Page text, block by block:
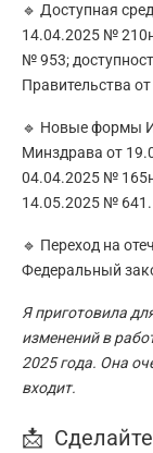
🔹 Доступная
14.04.2025 №
№ 953;
Правительства
🔹 Новые формы
Минздрава от
04.04.2025 №
14.05.2025 № 641.
🔹 Переход на
Федеральный
Я приготовила
изменений в
2025 года. Она
входит.
📩